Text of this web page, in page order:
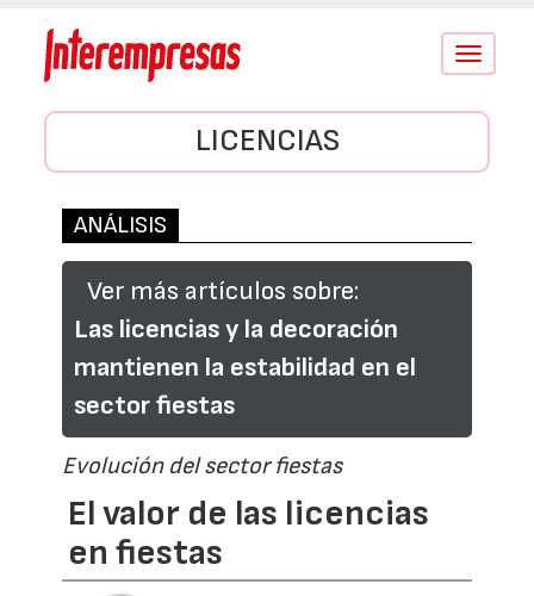
Conmutar
LICENCIAS
ANÁLISIS
Ver más artículos sobre:
Las licencias y la decoración
mantienen la estabilidad en el
sector fiestas
Evolución del sector fiestas
El valor de las licencias
en fiestas